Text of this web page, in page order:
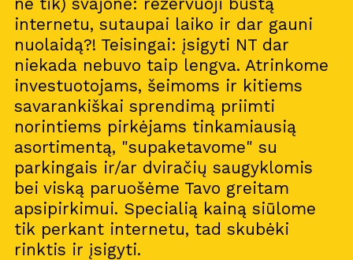
internetu, sutaupai laiko ir dar gauni
nuolaidą?! Teisingai: įsigyti NT dar
niekada nebuvo taip lengva. Atrinkome
investuotojams, šeimoms ir kitiems
savarankiškai sprendimą priimti
norintiems pirkėjams tinkamiausią
asortimentą, "supaketavome" su
parkingais ir/ar dviračių saugyklomis
bei viską paruošėme Tavo greitam
apsipirkimui. Specialią kainą siūlome
tik perkant internetu, tad skubėki
rinktis ir įsigyti.